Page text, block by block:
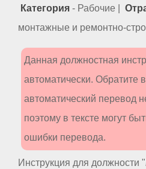
Категория - Рабочие |
монтажные и ремонтно-
Данная должностная
автоматически. Обратите
автоматический перевод
поэтому в тексте могут
ошибки перевода.
Инструкция для должности "